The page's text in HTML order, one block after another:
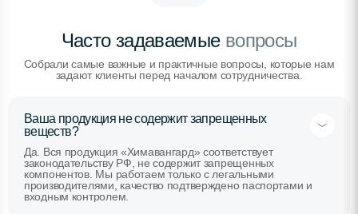
Часто задаваемыевопросы
Собрали самые важные и практичные вопросы, которые нам
задают клиенты перед началом сотрудничества.
Ваша продукция не содержит запрещенных
веществ?
Да. Вся продукция «Химавангард» соответствует
законодательству РФ, не содержит запрещенных
компонентов. Мы работаем только с легальными
производителями, качество подтверждено паспортами и
входным контролем.